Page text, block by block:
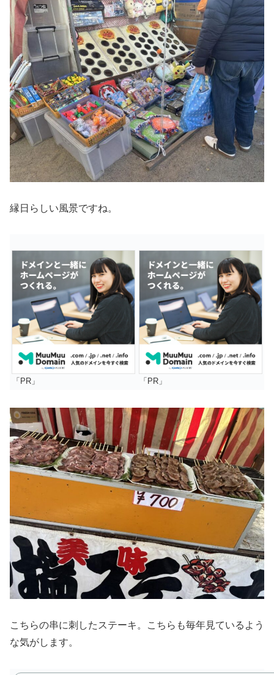
縁日らしい風景ですね。
「PR」 「PR」
こちらの串に刺したステーキ。こちらも毎年見ているよう
な気がします。